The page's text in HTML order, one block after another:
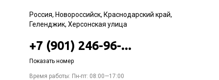
Россия, Новороссийск, Краснодарский край,
Геленджик, Херсонская улица
+7 (901) 246-96-...
Показать номер
Время работы: Пн-пт: 08:00—17:00